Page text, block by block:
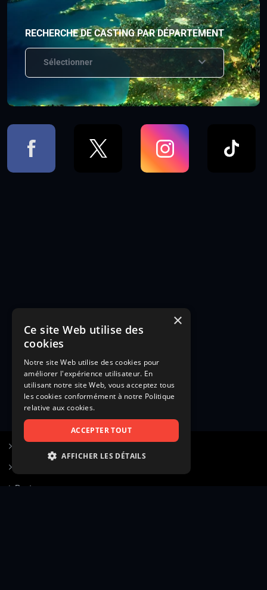
RECHERCHE DE CASTING PAR DÉPARTEMENT
Sélectionner
Poster une annonce
×
Ce site Web utilise des
cookies
Notre site Web utilise des cookies pour
améliorer l'expérience utilisateur. En
utilisant notre site Web, vous acceptez tous
les cookies conformément à notre Politique
relative aux cookies.
ACCEPTER TOUT
AFFICHER LES DÉTAILS